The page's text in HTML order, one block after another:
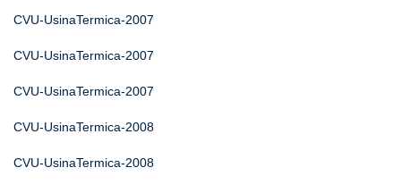
CVU-UsinaTermica-2007
CVU-UsinaTermica-2007
CVU-UsinaTermica-2007
CVU-UsinaTermica-2008
CVU-UsinaTermica-2008